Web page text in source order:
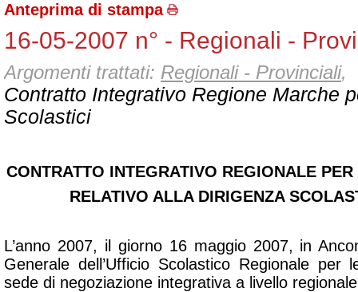
Anteprima di stampa
16-05-2007 n° - Regionali -
Argomenti trattati: Regionali - Provinciali,
Contratto Integrativo Regione Marche
Scolastici
CONTRATTO INTEGRATIVO REGIONALE
RELATIVO ALLA DIRIGENZA
L’anno 2007, il giorno 16 maggio 2007, in
Generale dell’Ufficio Scolastico Regionale
sede di negoziazione integrativa a livello